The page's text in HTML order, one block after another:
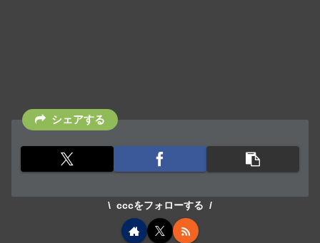
シェアする
cccをフォローする